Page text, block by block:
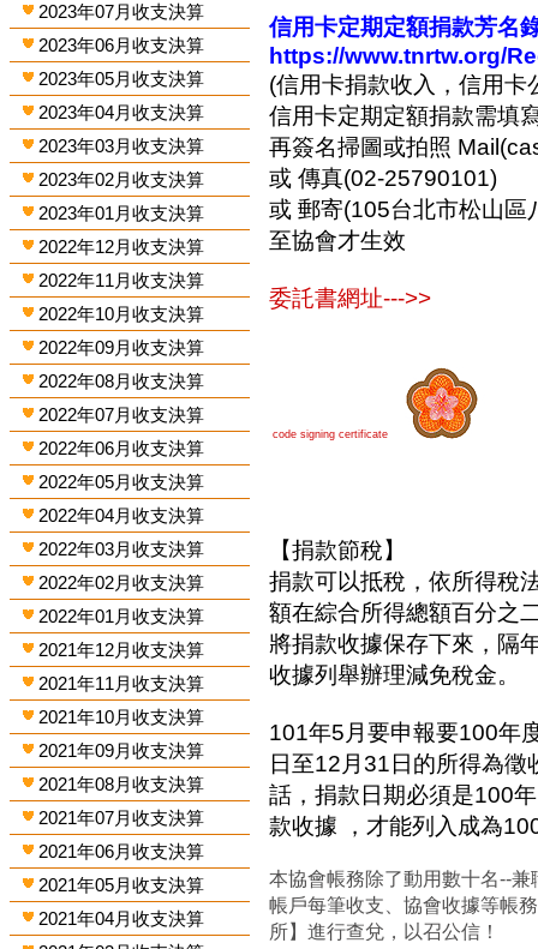
2023年07月收支決算
2023年06月收支決算
2023年05月收支決算
2023年04月收支決算
2023年03月收支決算
2023年02月收支決算
2023年01月收支決算
2022年12月收支決算
2022年11月收支決算
2022年10月收支決算
2022年09月收支決算
2022年08月收支決算
2022年07月收支決算
2022年06月收支決算
2022年05月收支決算
2022年04月收支決算
2022年03月收支決算
2022年02月收支決算
2022年01月收支決算
2021年12月收支決算
2021年11月收支決算
2021年10月收支決算
2021年09月收支決算
2021年08月收支決算
2021年07月收支決算
2021年06月收支決算
2021年05月收支決算
2021年04月收支決算
信用卡定期定額捐款芳名
https://www.tnrtw.org/
(信用卡捐款收入，信用
信用卡定期定額捐款需填
再簽名掃圖或拍照
或 傳真(02-25790101)
或 郵寄(105台北市松山
至協會才生效
委託書網址--->>
code signing certificate
【捐款節稅】
捐款可以抵稅，依所得稅
額在綜合所得總額百分之
將捐款收據保存下來，隔
收據列舉辦理減免稅金。
101年5月要申報要100年
日至12月31日的所得為
話，捐款日期必須是100
款收據 ，才能列入成為
本協會帳務除了動用數十名--
帳戶每筆收支、協會收據等帳
所】進行查兌，以召公信！